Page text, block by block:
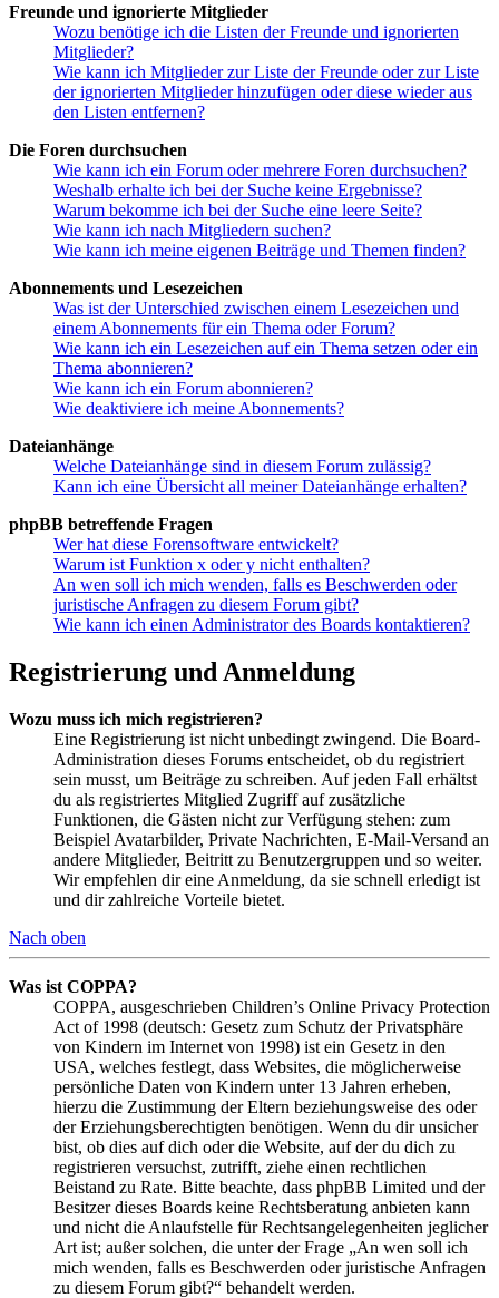
Freunde und ignorierte Mitglieder
Wozu benötige ich die Listen der Freunde und ignorierten
Mitglieder?
Wie kann ich Mitglieder zur Liste der Freunde oder zur Liste
der ignorierten Mitglieder hinzufügen oder diese wieder aus
den Listen entfernen?
Die Foren durchsuchen
Wie kann ich ein Forum oder mehrere Foren durchsuchen?
Weshalb erhalte ich bei der Suche keine Ergebnisse?
Warum bekomme ich bei der Suche eine leere Seite?
Wie kann ich nach Mitgliedern suchen?
Wie kann ich meine eigenen Beiträge und Themen finden?
Abonnements und Lesezeichen
Was ist der Unterschied zwischen einem Lesezeichen und
einem Abonnements für ein Thema oder Forum?
Wie kann ich ein Lesezeichen auf ein Thema setzen oder ein
Thema abonnieren?
Wie kann ich ein Forum abonnieren?
Wie deaktiviere ich meine Abonnements?
Dateianhänge
Welche Dateianhänge sind in diesem Forum zulässig?
Kann ich eine Übersicht all meiner Dateianhänge erhalten?
phpBB betreffende Fragen
Wer hat diese Forensoftware entwickelt?
Warum ist Funktion x oder y nicht enthalten?
An wen soll ich mich wenden, falls es Beschwerden oder
juristische Anfragen zu diesem Forum gibt?
Wie kann ich einen Administrator des Boards kontaktieren?
Registrierung und Anmeldung
Wozu muss ich mich registrieren?
Eine Registrierung ist nicht unbedingt zwingend. Die Board-
Administration dieses Forums entscheidet, ob du registriert
sein musst, um Beiträge zu schreiben. Auf jeden Fall erhältst
du als registriertes Mitglied Zugriff auf zusätzliche
Funktionen, die Gästen nicht zur Verfügung stehen: zum
Beispiel Avatarbilder, Private Nachrichten, E-Mail-Versand an
andere Mitglieder, Beitritt zu Benutzergruppen und so weiter.
Wir empfehlen dir eine Anmeldung, da sie schnell erledigt ist
und dir zahlreiche Vorteile bietet.
Nach oben
Was ist COPPA?
COPPA, ausgeschrieben Children’s Online Privacy Protection
Act of 1998 (deutsch: Gesetz zum Schutz der Privatsphäre
von Kindern im Internet von 1998) ist ein Gesetz in den
USA, welches festlegt, dass Websites, die möglicherweise
persönliche Daten von Kindern unter 13 Jahren erheben,
hierzu die Zustimmung der Eltern beziehungsweise des oder
der Erziehungsberechtigten benötigen. Wenn du dir unsicher
bist, ob dies auf dich oder die Website, auf der du dich zu
registrieren versuchst, zutrifft, ziehe einen rechtlichen
Beistand zu Rate. Bitte beachte, dass phpBB Limited und der
Besitzer dieses Boards keine Rechtsberatung anbieten kann
und nicht die Anlaufstelle für Rechtsangelegenheiten jeglicher
Art ist; außer solchen, die unter der Frage „An wen soll ich
mich wenden, falls es Beschwerden oder juristische Anfragen
zu diesem Forum gibt?“ behandelt werden.